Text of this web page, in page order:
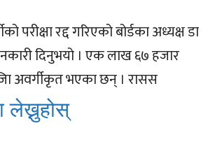
परीक्षा रद्द गरिएको बोर्डका अध्यक्ष डा
दिनुभयो । एक लाख ६७ हजार
अवर्गीकृत भएका छन् । रासस
लेख्नुहोस्